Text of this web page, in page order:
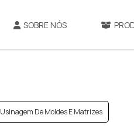
SOBRE NÓS
Usinagem De Moldes E Matrizes